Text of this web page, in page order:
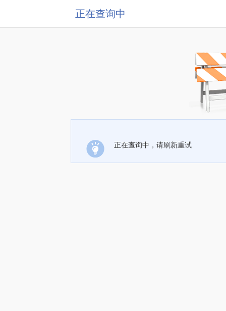
正在查询中
正在查询中，请刷新重试